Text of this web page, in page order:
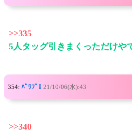
>>335
5人タッグ引きまくっただけや
354: ﾊﾟﾜﾌﾟﾛ 21/10/06(水):43
>>340